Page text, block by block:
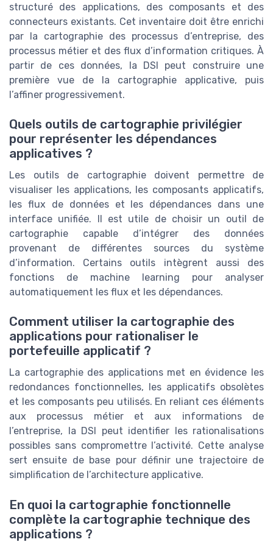
structuré des applications, des composants et des
connecteurs existants. Cet inventaire doit être enrichi
par la cartographie des processus d’entreprise, des
processus métier et des flux d’information critiques. À
partir de ces données, la DSI peut construire une
première vue de la cartographie applicative, puis
l’affiner progressivement.
Quels outils de cartographie privilégier
pour représenter les dépendances
applicatives ?
Les outils de cartographie doivent permettre de
visualiser les applications, les composants applicatifs,
les flux de données et les dépendances dans une
interface unifiée. Il est utile de choisir un outil de
cartographie capable d’intégrer des données
provenant de différentes sources du système
d’information. Certains outils intègrent aussi des
fonctions de machine learning pour analyser
automatiquement les flux et les dépendances.
Comment utiliser la cartographie des
applications pour rationaliser le
portefeuille applicatif ?
La cartographie des applications met en évidence les
redondances fonctionnelles, les applicatifs obsolètes
et les composants peu utilisés. En reliant ces éléments
aux processus métier et aux informations de
l’entreprise, la DSI peut identifier les rationalisations
possibles sans compromettre l’activité. Cette analyse
sert ensuite de base pour définir une trajectoire de
simplification de l’architecture applicative.
En quoi la cartographie fonctionnelle
complète la cartographie technique des
applications ?